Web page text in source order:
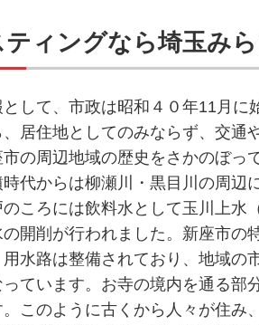
ティングなら埼玉み
して、市政は昭和４０年11月に
居住地としてのみならず、交通
の周辺地域の歴史をさかのぼっ
代からは柳瀬川・黒目川の周辺
ころには飲料水として玉川上水
開削が行われました。新座市の
水路は整備されており、地域の
ています。お寺の境内を通る部
このように古くから人々が住み